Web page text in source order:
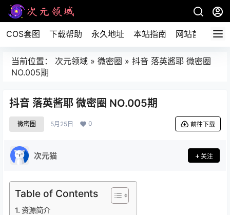
COS套图 下载帮助 永久地址 本站指南 网站首页
当前位置： 次元领域 » 微密圈 » 抖音 落英酱耶 微密圈
NO.005期
抖音 落英酱耶 微密圈 NO.005期
微密圈 5月25日 0 前往下载
次元猫 关注
Table of Contents
资源简介